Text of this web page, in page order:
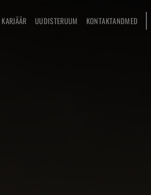
KARJÄÄR UUDISTERUUM KONTAKTANDMED